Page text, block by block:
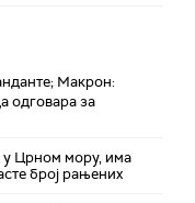
Макрон:
одговара за
у Црном мору, има
број рањених